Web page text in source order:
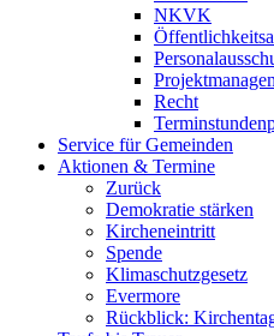
NKVK
Recht
Service für Gemeinden
Aktionen & Termine
Zurück
Demokratie stärken
Kircheneintritt
Spende
Klimaschutzgesetz
Evermore
Rückblick: